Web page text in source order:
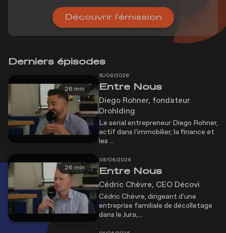
Découvrir l'émission
Derniers épisodes
26 min
15/06/2026
Entre Nous
Diego Rohner, fondateur
Drohlding
Le serial entrepreneur Diego Rohner,
actif dans l'immobilier, la finance et
les ...
26 min
08/06/2026
Entre Nous
Cédric Chèvre, CEO Décovi
Cédric Chèvre, dirigeant d'une
entreprise familiale de décolletage
dans le Jura,...